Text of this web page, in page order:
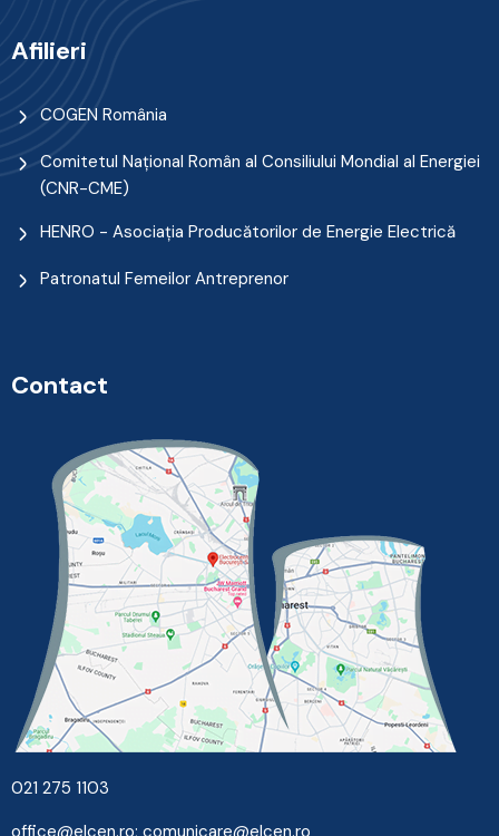
Afilieri
COGEN România
Comitetul Naţional Român al Consiliului Mondial al Energiei
(CNR-CME)
HENRO - Asociația Producătorilor de Energie Electrică
Patronatul Femeilor Antreprenor
Contact
021 275 1103